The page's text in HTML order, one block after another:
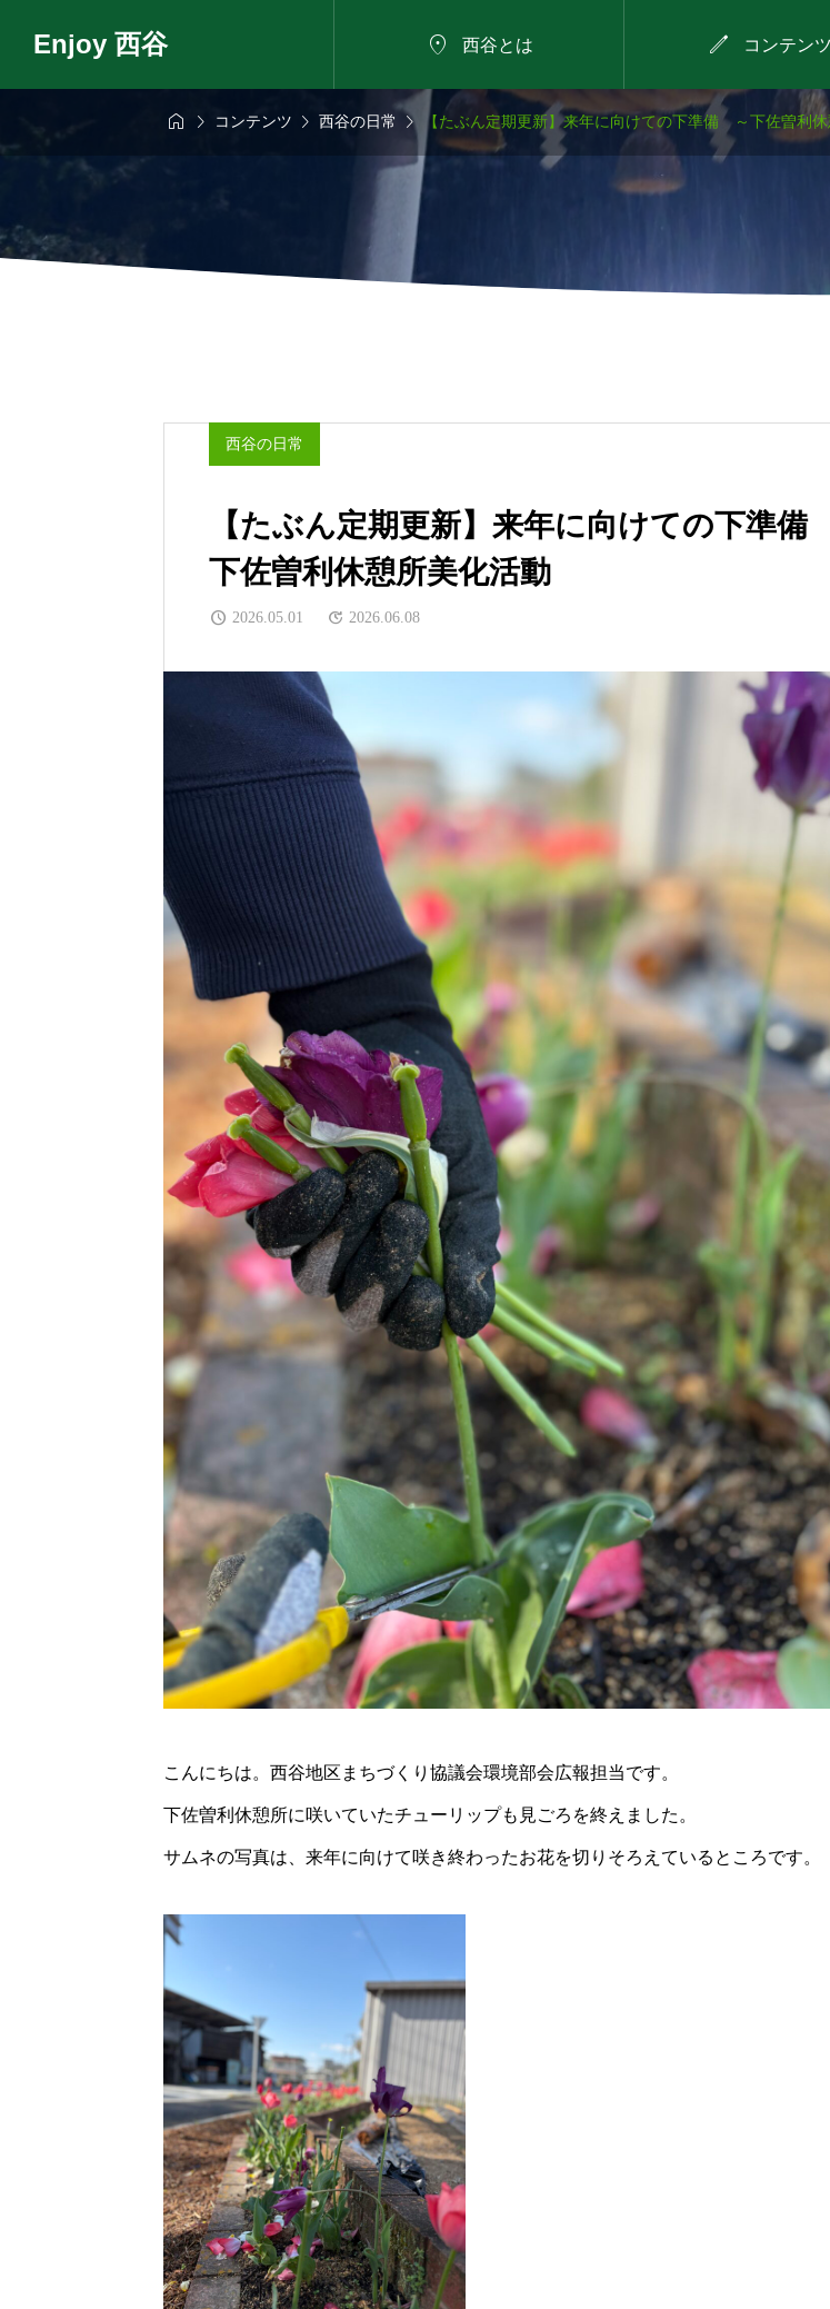
Enjoy 西谷  西谷とは  コンテンツ
2026年8月8日
夏の植物観察会
2026年8

  コンテンツ  西谷の日常  【たぶん定期更新】来年に向けての下準備 ～下佐曽利
西谷の日常
【たぶん定期更新】来年に向けての下準
下佐曽利休憩所美化活動
2026.05.01 2026.06.08
こんにちは。西谷地区まちづくり協議会環境部会広報担当です。
下佐曽利休憩所に咲いていたチューリップも見ごろを終えました。
サムネの写真は、来年に向けて咲き終わったお花を切りそろえているところです。
2026年8月22日
里山 time trip ～にした
にで流しそうめん～
2026年8月23日